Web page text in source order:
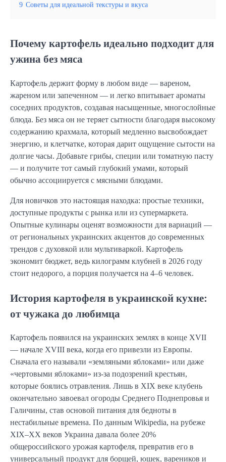
9 Советы для идеальной текстуры и вкуса
Почему картофель идеально подходит для
ужина без мяса
Картофель держит форму в любом виде — вареном,
жареном или запеченном — и легко впитывает ароматы
соседних продуктов, создавая насыщенные, многослойные
блюда. Без мяса он не теряет сытности благодаря высокому
содержанию крахмала, который медленно высвобождает
энергию, и клетчатке, которая дарит ощущение сытости на
долгие часы. Добавьте грибы, специи или томатную пасту
— и получите тот самый глубокий умами, который
обычно ассоциируется с мясными блюдами.
Для новичков это настоящая находка: простые техники,
доступные продукты с рынка или из супермаркета.
Опытные кулинары оценят возможности для вариаций —
от региональных украинских акцентов до современных
трендов с духовкой или мультиваркой. Картофель
экономит бюджет, ведь килограмм клубней в 2026 году
стоит недорого, а порция получается на 4–6 человек.
История картофеля в украинской кухне:
от чужака до любимца
Картофель появился на украинских землях в конце XVII
— начале XVIII века, когда его привезли из Европы.
Сначала его называли «земляными яблоками» или даже
«чертовыми яблоками» из-за подозрений крестьян,
которые боялись отравления. Лишь в XIX веке клубень
окончательно завоевал огороды Среднего Поднепровья и
Галичины, став основой питания для бедноты в
нестабильные времена. По данным Wikipedia, на рубеже
XIX–XX веков Украина давала более 20%
общероссийского урожая картофеля, превратив его в
универсальный продукт для борщей, юшек, вареников и